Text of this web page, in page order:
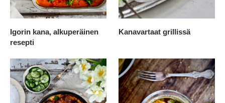
Igorin kana, alkuperäinen
resepti
Kanavartaat grillissä